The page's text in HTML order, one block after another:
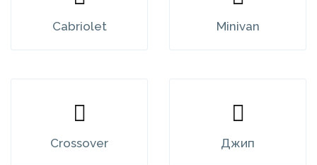
Cabriolet Minivan
Crossover Джип